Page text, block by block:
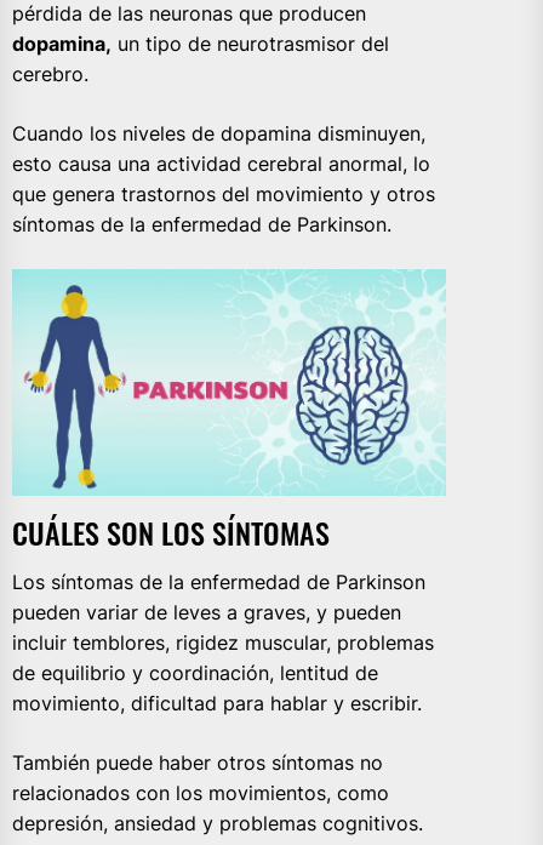
pérdida de las neuronas que producen
dopamina, un tipo de neurotrasmisor del
cerebro.
Cuando los niveles de dopamina disminuyen,
esto causa una actividad cerebral anormal, lo
que genera trastornos del movimiento y otros
síntomas de la enfermedad de Parkinson.
CUÁLES SON LOS SÍNTOMAS
Los síntomas de la enfermedad de Parkinson
pueden variar de leves a graves, y pueden
incluir temblores, rigidez muscular, problemas
de equilibrio y coordinación, lentitud de
movimiento, dificultad para hablar y escribir.
También puede haber otros síntomas no
relacionados con los movimientos, como
depresión, ansiedad y problemas cognitivos.